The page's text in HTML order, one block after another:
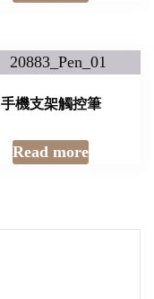
手機支架觸控筆
Read more